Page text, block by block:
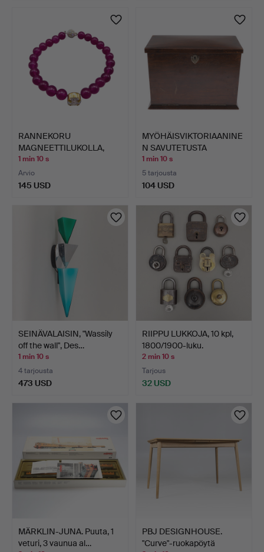
RANNEKORU
MAGNEETTILUKOLLA,
AKAATTIHELMIÄ …
1 min 10 s
Arvio
145 USD
MYÖHÄISVIKTORIAANINE
N SAVUTETUSTA
TAMMESTA…
1 min 10 s
5 tarjousta
104 USD
SEINÄVALAISIN, "Wassily
off the wall", Des…
1 min 10 s
4 tarjousta
473 USD
RIIPPU LUKKOJA, 10 kpl,
1800/1900-luku.
2 min 10 s
Tarjous
32 USD
MÄRKLIN-JUNA. Puuta, 1
veturi, 3 vaunua al…
PBJ DESIGNHOUSE.
"Curve"-ruokapöytä